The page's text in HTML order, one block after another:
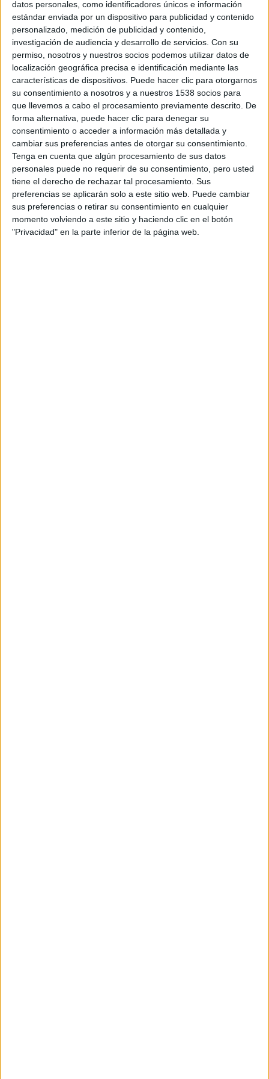
datos personales, como identificadores únicos e información
estándar enviada por un dispositivo para publicidad y contenido
personalizado, medición de publicidad y contenido,
investigación de audiencia y desarrollo de servicios. Con su
permiso, nosotros y nuestros socios podemos utilizar datos de
localización geográfica precisa e identificación mediante las
características de dispositivos. Puede hacer clic para otorgarnos
su consentimiento a nosotros y a nuestros 1538 socios para
que llevemos a cabo el procesamiento previamente descrito. De
forma alternativa, puede hacer clic para denegar su
consentimiento o acceder a información más detallada y
cambiar sus preferencias antes de otorgar su consentimiento.
Tenga en cuenta que algún procesamiento de sus datos
personales puede no requerir de su consentimiento, pero usted
tiene el derecho de rechazar tal procesamiento. Sus
preferencias se aplicarán solo a este sitio web. Puede cambiar
sus preferencias o retirar su consentimiento en cualquier
momento volviendo a este sitio y haciendo clic en el botón
"Privacidad" en la parte inferior de la página web.
colaboradores del Maratón y Medio Maratón Valencia en 2020
ayudarán a que este evento tenga lugar.
La organización creará una burbuja sanitaria en torno a la
prueba y tomará medidas excepcionales de seguridad para
garantizar un gran espectáculo deportivo con el mínimo
riesgo sanitario. La prueba contará con su propio dispositivo
médico, que incluirá el apoyo de una consultoría externa para
recopilar todos los datos y garantizar, si fuera necesario, la
trazabilidad de los pasos de atletas y personas implicadas
en la organización de la carrera.
MARC ROIG DESISA
Volver a la portada Buscador de noticias